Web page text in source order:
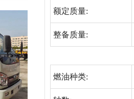
额定质量:
整备质量:
燃油种类: